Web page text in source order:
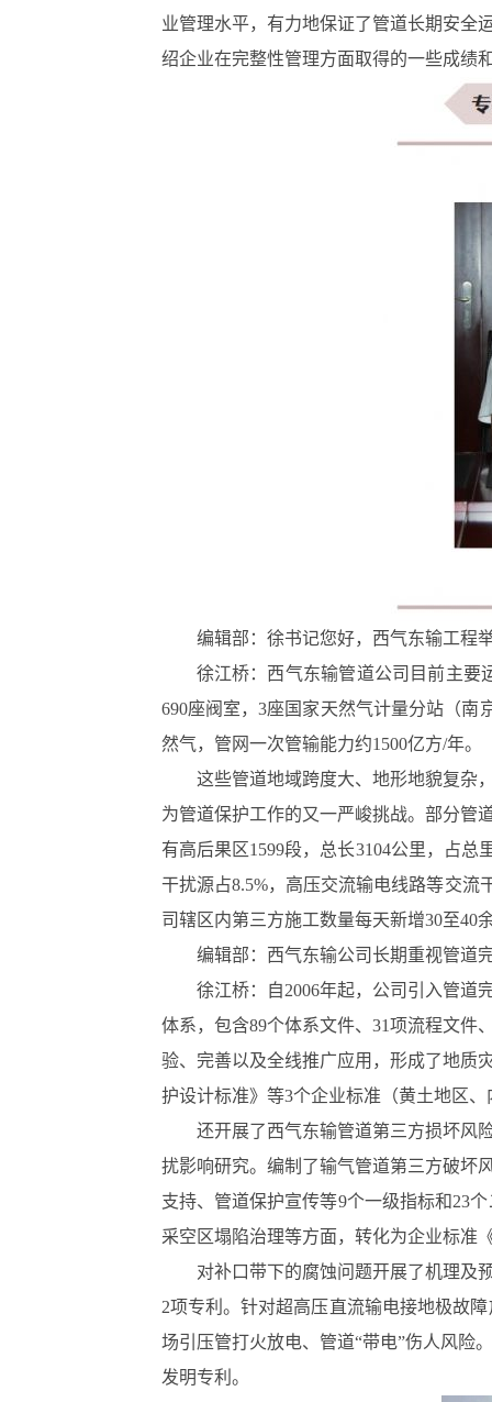
业管理水平，有力地保证了管道长期安全
绍企业在完整性管理方面取得的一些成绩
编辑部：徐书记您好，西气东输工程
徐江桥：西气东输管道公司目前主要
690座阀室，3座国家天然气计量分站（
然气，管网一次管输能力约1500亿方/年。
这些管道地域跨度大、地形地貌复杂
为管道保护工作的又一严峻挑战。部分管
有高后果区1599段，总长3104公里，占
干扰源占8.5%，高压交流输电线路等交流
司辖区内第三方施工数量每天新增30至40
编辑部：西气东输公司长期重视管道
徐江桥：自2006年起，公司引入管道
体系，包含89个体系文件、31项流程文件
验、完善以及全线推广应用，形成了地质
护设计标准》等3个企业标准（黄土地区
还开展了西气东输管道第三方损坏风
扰影响研究。编制了输气管道第三方破坏
支持、管道保护宣传等9个一级指标和23
采空区塌陷治理等方面，转化为企业标准
对补口带下的腐蚀问题开展了机理及
2项专利。针对超高压直流输电接地极故
场引压管打火放电、管道“带电”伤人风险
发明专利。